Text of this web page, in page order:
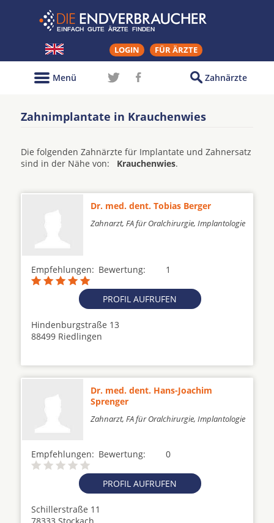
LOGIN FÜR ÄRZTE
Zahnärzte
Menü
Zahnimplantate in Krauchenwies
Die folgenden Zahnärzte für Implantate und Zahnersatz
sind in der Nähe von: Krauchenwies.
Dr. med. dent. Tobias Berger
Zahnarzt, FA für Oralchirurgie, Implantologie
Empfehlungen: 1
Bewertung:
PROFIL AUFRUFEN
Hindenburgstraße 13
88499 Riedlingen
Dr. med. dent. Hans-Joachim
Sprenger
Zahnarzt, FA für Oralchirurgie, Implantologie
Empfehlungen: 0
Bewertung:
PROFIL AUFRUFEN
Schillerstraße 11